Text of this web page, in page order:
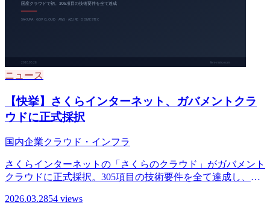
ニュース
【快挙】さくらインターネット、ガバメントクラ
ウドに正式採択
国内企業クラウド・インフラ
さくらインターネットの「さくらのクラウド」がガバメント
クラウドに正式採択。305項目の技術要件を全て達成し、
2026.03.2854 views